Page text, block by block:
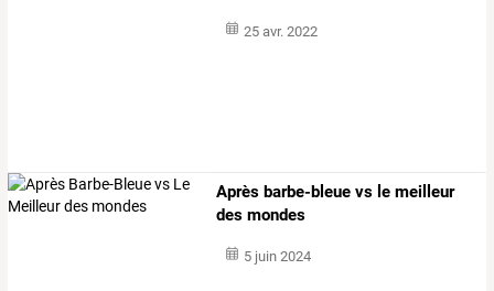
25 avr. 2022
Après barbe-bleue vs le meilleur
des mondes
5 juin 2024